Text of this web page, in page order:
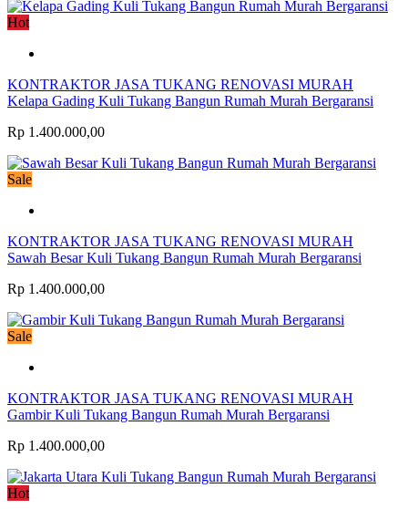
Hot
KONTRAKTOR JASA TUKANG RENOVASI MURAH
Kelapa Gading Kuli Tukang Bangun Rumah Murah Bergaransi
Rp 1.400.000,00
Sale
KONTRAKTOR JASA TUKANG RENOVASI MURAH
Sawah Besar Kuli Tukang Bangun Rumah Murah Bergaransi
Rp 1.400.000,00
Sale
KONTRAKTOR JASA TUKANG RENOVASI MURAH
Gambir Kuli Tukang Bangun Rumah Murah Bergaransi
Rp 1.400.000,00
Hot